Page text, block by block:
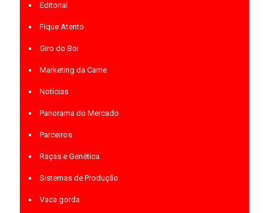
Editorial
Fique Atento
Giro do Boi
Marketing da Carne
Notícias
Panorama do Mercado
Parceiros
Raças e Genética
Sistemas de Produção
Vaca gorda